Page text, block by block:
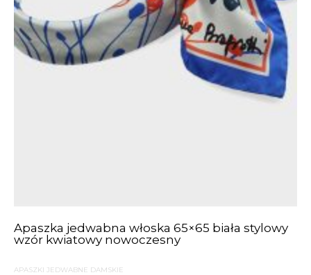
Apaszka jedwabna włoska 65×65 biała stylowy
wzór kwiatowy nowoczesny
APASZKI JEDWABNE DAMSKIE